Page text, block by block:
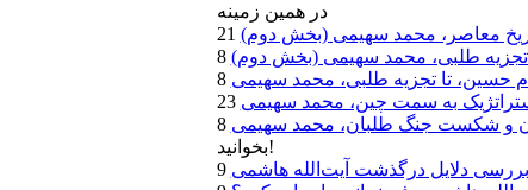
در همين زمينه
معاصر، محمد سهیمی (بخش دوم)
تجزیه طلبی، محمد سهیمی (بخش دوم)
حسین، تا تجزیه طلبی، محمد سهیمی
به سمت چین، محمد سهیمی
و شکست جنگ طلبان، محمد سهیمی
بخوانید!
دلایل درگذشت آیت‌الله هاشمی